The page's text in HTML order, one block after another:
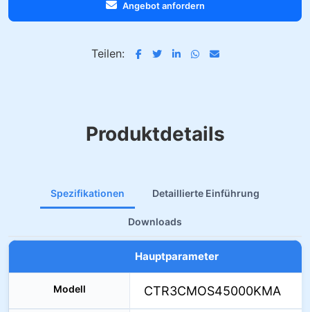
Angebot anfordern
Teilen:
Produktdetails
Spezifikationen Detaillierte Einführung
Downloads
Hauptparameter
Modell CTR3CMOS45000KMA